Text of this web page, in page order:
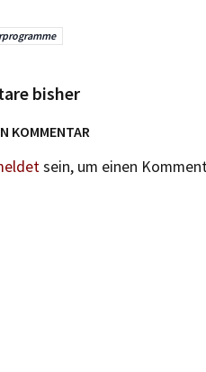
bisher
KOMMENTAR
sein, um einen